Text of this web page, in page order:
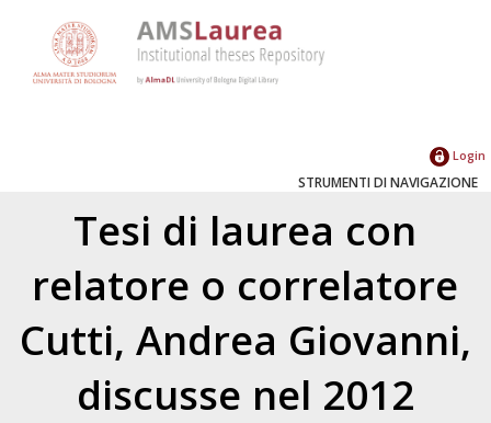
Login
STRUMENTI DI NAVIGAZIONE
Tesi di laurea con
relatore o correlatore
Cutti, Andrea Giovanni,
discusse nel 2012